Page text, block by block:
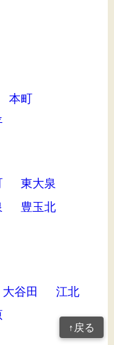
本町
東大泉
豊玉北
大谷田
江北
↑戻る